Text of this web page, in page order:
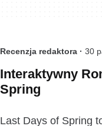
Recenzja redaktora · 30
Interaktywny
Spring
Last Days of Spring